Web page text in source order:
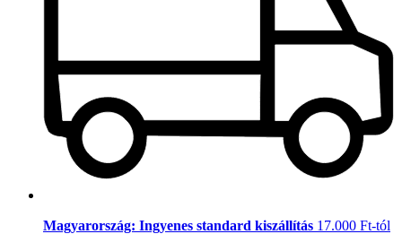
Magyarország: Ingyenes standard kiszállítás 17.000 Ft-tól